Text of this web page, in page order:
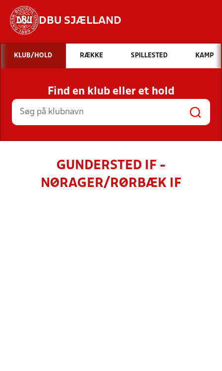
DBU SJÆLLAND
Hvad vil du søge efter?
INDHOLD OG NYHEDER
STILLINGER, RESULTATER, KLUBBER OG
HOLD
KLUB/HOLD RÆKKE SPILLESTED KAMP
Find en klub eller et hold
GUNDERSTED IF -
NØRAGER/RØRBÆK IF